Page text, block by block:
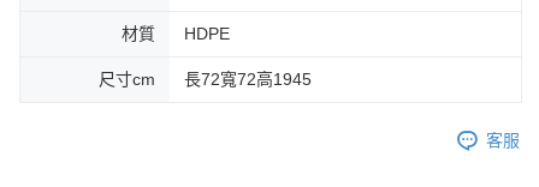
材質 HDPE
尺寸cm 長72寬72高1945
客服